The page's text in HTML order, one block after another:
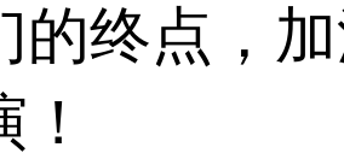
的终点，